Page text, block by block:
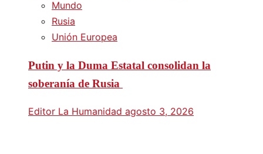
Mundo
Rusia
Unión Europea
Putin y la Duma Estatal consolidan la
soberanía de Rusia
Editor La Humanidad agosto 3, 2026